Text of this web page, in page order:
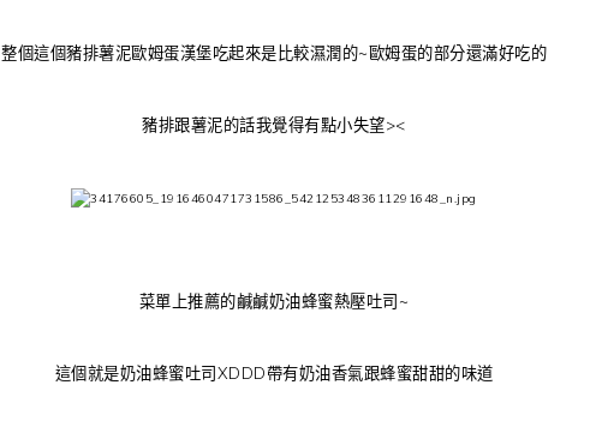
整個這個豬排薯泥歐姆蛋漢堡吃起來是比較濕潤的~歐姆蛋的部分還滿好吃的
豬排跟薯泥的話我覺得有點小失望><
菜單上推薦的鹹鹹奶油蜂蜜熱壓吐司~
這個就是奶油蜂蜜吐司XDDD帶有奶油香氣跟蜂蜜甜甜的味道